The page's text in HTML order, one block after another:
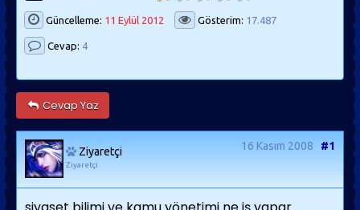
Güncelleme: 11 Eylül 2012 Gösterim: 17.487
Cevap: 4
Cevap Yaz
Ziyaretçi
Ziyaretçi
16 Kasım 2008 #1